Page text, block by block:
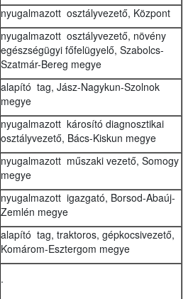
nyugalmazott osztályvezető, Központ
nyugalmazott osztályvezető, növény
egészségügyi főfelügyelő, Szabolcs-
Szatmár-Bereg megye
alapító tag, Jász-Nagykun-Szolnok
megye
nyugalmazott károsító diagnosztikai
osztályvezető, Bács-Kiskun megye
nyugalmazott műszaki vezető, Somogy
megye
nyugalmazott igazgató, Borsod-Abaúj-
Zemlén megye
alapító tag, traktoros, gépkocsivezető,
Komárom-Esztergom megye
.